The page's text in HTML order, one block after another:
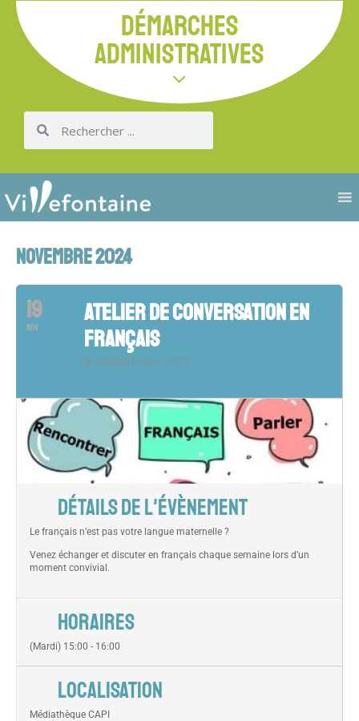
DÉMARCHES
ADMINISTRATIVES
NOVEMBRE 2024
19
NOV
ATELIER DE CONVERSATION EN
FRANÇAIS
Médiathèque CAPI
DÉTAILS DE L'ÉVÈNEMENT
Le français n’est pas votre langue maternelle ?
Venez échanger et discuter en français chaque semaine lors d’un
moment convivial.
HORAIRES
(Mardi) 15:00 - 16:00
LOCALISATION
Médiathèque CAPI